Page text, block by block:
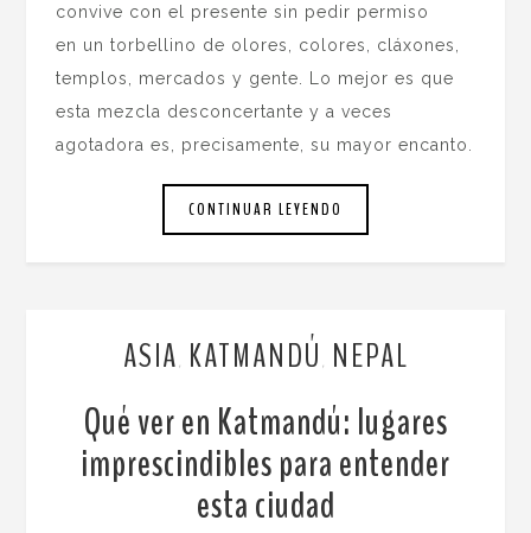
convive con el presente sin pedir permiso
en un torbellino de olores, colores, cláxones,
templos, mercados y gente. Lo mejor es que
esta mezcla desconcertante y a veces
agotadora es, precisamente, su mayor encanto.
CONTINUAR LEYENDO
ASIA, KATMANDÚ , NEPAL
Qué ver en Katmandú: lugares
imprescindibles para entender
esta ciudad